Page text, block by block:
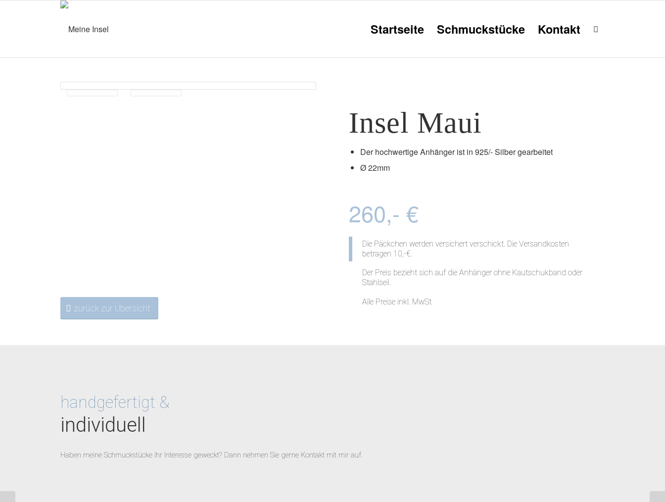
Startseite Schmuckstücke Kontakt
Insel Maui
Der hochwertige Anhänger ist in 925/- Silber gearbeitet
Ø 22mm
260,- €
Die Päckchen werden versichert verschickt. Die Versandkosten
betragen 10,-€.
Der Preis bezieht sich auf die Anhänger ohne Kautschukband oder
Stahlseil.
Alle Preise inkl. MwSt
zurück zur Übersicht
handgefertigt &
individuell
Haben meine Schmuckstücke Ihr Interesse geweckt? Dann nehmen Sie gerne Kontakt mit mir auf.